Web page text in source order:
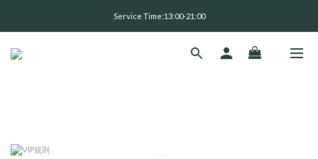
全 館 消 費 滿 三 千 免 運 費 🤘🏻
Service Time:13:00-21:00
全 館 消 費 滿 三 千 免 運 費 🤘🏻